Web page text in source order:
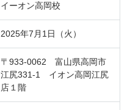
イーオン高岡校
2025年7月1日（火）
〒933-0062 富山県高岡市
江尻331-1 イオン高岡江尻
店１階